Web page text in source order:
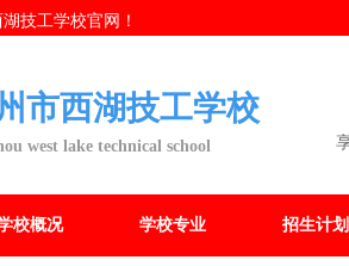
技工学校官网！
市西湖技工学校
west lake technical school
校概况 学校专业 招生计划